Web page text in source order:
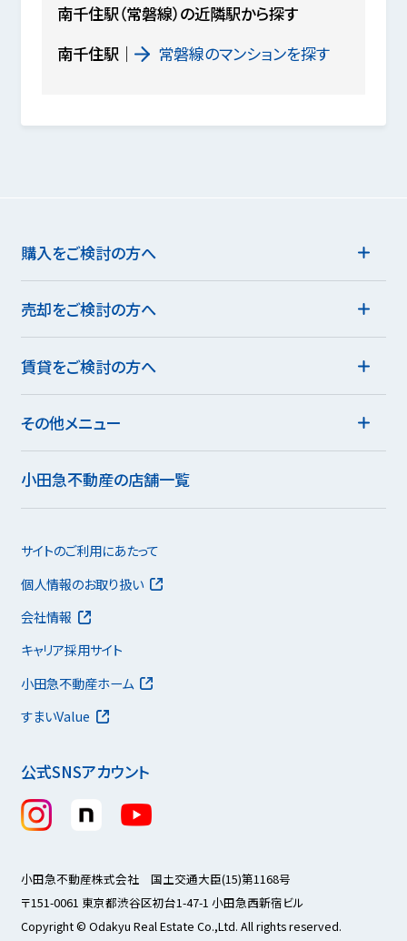
南千住駅（常磐線）の近隣駅から探す
南千住駅
常磐線のマンションを探す
購入をご検討の方へ
売却をご検討の方へ
賃貸をご検討の方へ
その他メニュー
小田急不動産の店舗一覧
公式SNSアカウント
サイトのご利用にあたって
個人情報のお取り扱い
会社情報
キャリア採用サイト
小田急不動産ホーム
すまいValue
小田急不動産株式会社 国土交通大臣(15)第1168号
〒151-0061 東京都渋谷区初台1-47-1 小田急西新宿ビル
Copyright © Odakyu Real Estate Co.,Ltd. All rights reserved.